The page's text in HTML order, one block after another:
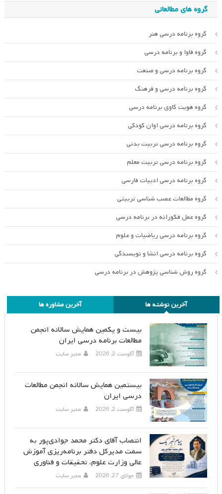
گروه های مطالعاتی
گروه برنامه درسی هنر
گروه فاوا و برنامه درسی
گروه برنامه درسی و صنعت
گروه برنامه درسی و فرهنگ
گروه هویت کاوی برنامه درسی
گروه برنامه درسی اوان کودکی
گروه برنامه درسی تربیت بدنی
گروه برنامه درسی تربیت معلم
گروه برنامه درسی ادبیات فارسی
گروه مطالعات عصب شناسی تربیتی
گروه عمل فکورانه در برنامه درسی
گروه برنامه درسی ریاضیات و علوم
گروه برنامه درسی انشا و نویسندگی
گروه روش شناسی پژوهش در برنامه درسی
آخرین نوشته ها آخرین مشاوره ها
بیست و یکمین همایش سالانه انجمن
مطالعات برنامه درسی ایران
آگوست 2, 2026 مدیر سایت
بیستمین همایش سالانه انجمن مطالعات
درسی ایران
آگوست 2, 2026 مدیر سایت
انتصاب آقای دکتر محمد جوادی‌پور به
سمت مدیرکل دفتر برنامه‌ریزی آموزش
عالی وزارت علوم، تحقیقات و فناوری
جولای 27, 2026 مدیر سایت